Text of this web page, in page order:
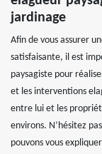
jardinage
Afin de vous assurer
satisfaisante, il est
paysagiste pour
et les interventions
entre lui et les
environs. N’hésitez
pouvons vous